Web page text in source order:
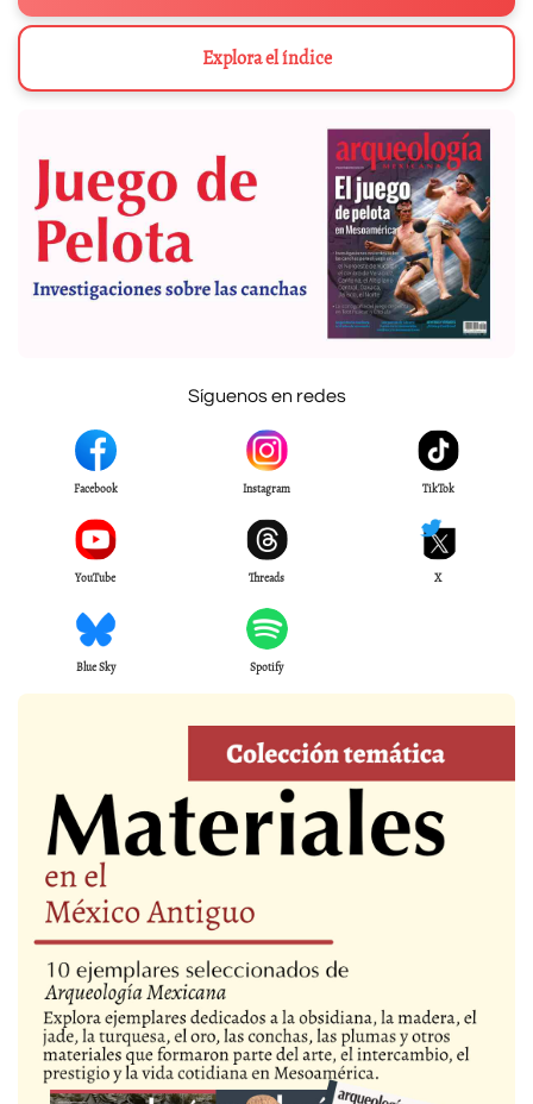
Explora el índice
Síguenos en redes
Facebook Instagram TikTok
YouTube Threads X
Blue Sky Spotify